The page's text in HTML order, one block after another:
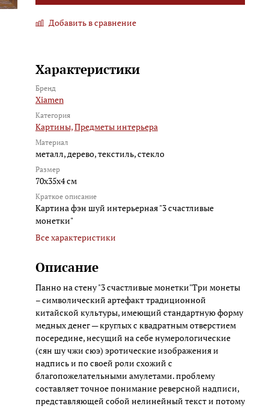
Добавить в сравнение
Характеристики
Бренд
Xiamen
Категория
Картины,Предметы интерьера
Материал
металл, дерево, текстиль, стекло
Размер
70x35x4 см
Краткое описание
Картина фэн шуй интерьерная "3 счастливые
монетки"
Все характеристики
Описание
Панно на стену "3 счастливые монетки"Три монеты
– символический артефакт традиционной
китайской культуры, имеющий стандартную форму
медных денег — круглых с квадратным отверстием
посередине, несущий на себе нумерологические
(сян шу чжи сюэ) эротические изображения и
надпись и по своей роли схожий с
благопожелательными амулетами. проблему
составляет точное понимание реверсной надписи,
представляющей собой нелинейный текст и потому